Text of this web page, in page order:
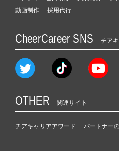
動画制作
採用代行
CheerCareer SNS チア
OTHER 関連サイト
チアキャリアアワード パートナー